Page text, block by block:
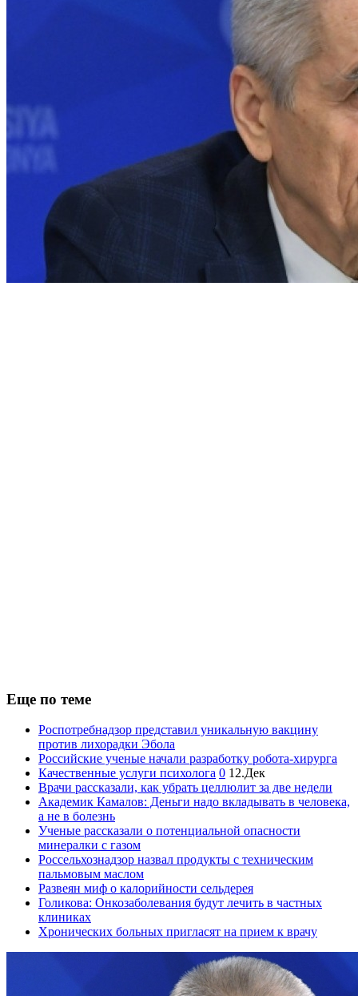
Еще по теме
Роспотребнадзор представил уникальную вакцину
против лихорадки Эбола
Российские ученые начали разработку робота-хирурга
Качественные услуги психолога 0 12.Дек
Врачи рассказали, как убрать целлюлит за две недели
Академик Камалов: Деньги надо вкладывать в человека,
а не в болезнь
Ученые рассказали о потенциальной опасности
минералки с газом
Россельхознадзор назвал продукты с техническим
пальмовым маслом
Развеян миф о калорийности сельдерея
Голикова: Онкозаболевания будут лечить в частных
клиниках
Хронических больных пригласят на прием к врачу